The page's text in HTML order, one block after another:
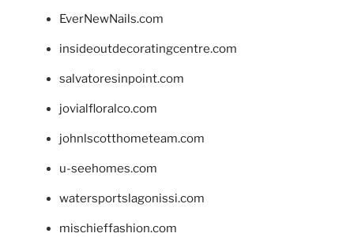
EverNewNails.com
insideoutdecoratingcentre.com
salvatoresinpoint.com
jovialfloralco.com
johnlscotthometeam.com
u-seehomes.com
watersportslagonissi.com
mischieffashion.com